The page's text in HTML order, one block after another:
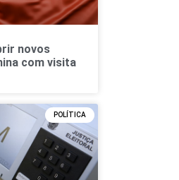
novos
com visita
POLÍTICA